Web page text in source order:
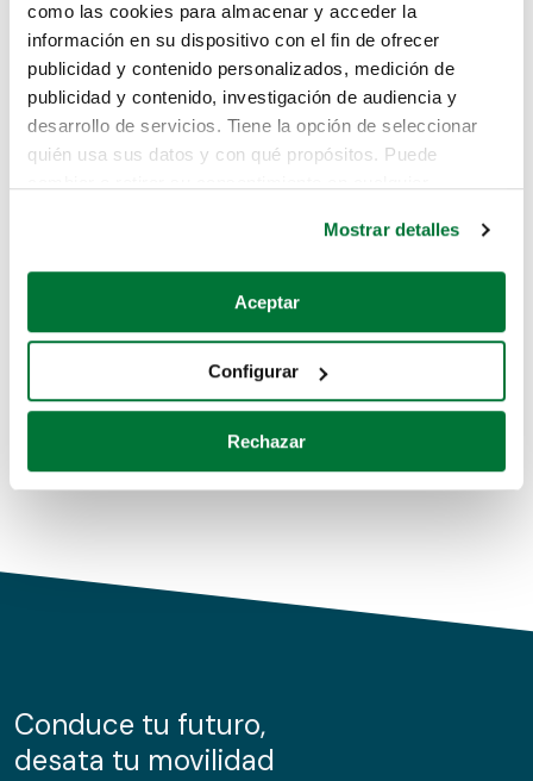
como las cookies para almacenar y acceder la
información en su dispositivo con el fin de ofrecer
publicidad y contenido personalizados, medición de
publicidad y contenido, investigación de audiencia y
desarrollo de servicios. Tiene la opción de seleccionar
quién usa sus datos y con qué propósitos. Puede
Si lo permite, también quisiéramos:
Recopilar información sobre su ubicación geográfica
Identificar su dispositivo analizándolo activamente
para buscar características específicas (huellas
Obtenga más información sobre cómo se procesan sus
de cookies.
información sobre el uso que haga del sitio web con
nuestros partners de redes sociales, publicidad y análisis
Mostrar detalles
Aceptar
Configurar
Rechazar
Lo sentimos, no sabemos como
te hemos traido hasta aquí.
Pero puedes encontrar el coche que estás
buscando en alguno de estos enlaces:
Coches de segunda mano
Coches de km0
Conduce tu futuro,
desata tu movilidad